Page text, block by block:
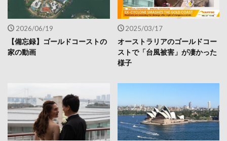
2026/06/19
【備忘録】ゴールドコーストの
家の動画
2025/03/17
オーストラリアのゴールドコー
ストで「台風被害」が凄かった
様子